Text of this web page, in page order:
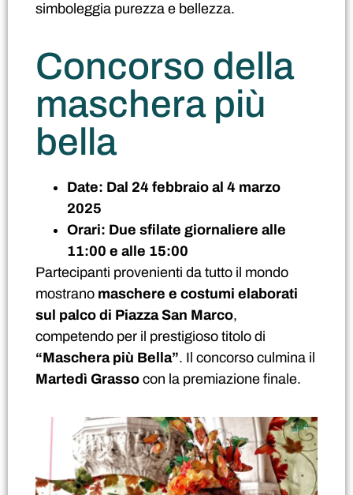
simboleggia purezza e bellezza.
Concorso della
maschera più
bella
Date: Dal 24 febbraio al 4 marzo
2025
Orari: Due sfilate giornaliere alle
11:00 e alle 15:00
Partecipanti provenienti da tutto il mondo
mostrano maschere e costumi elaborati
sul palco di Piazza San Marco,
competendo per il prestigioso titolo di
“Maschera più Bella”. Il concorso culmina il
Martedì Grasso con la premiazione finale.